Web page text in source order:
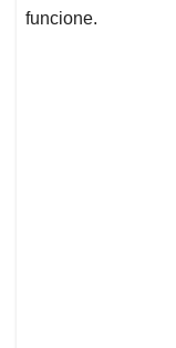
funcione.